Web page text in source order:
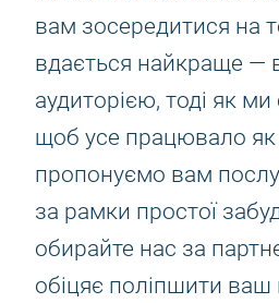
вам зосередитися на
вдається найкраще —
аудиторією, тоді як
щоб усе працювало
пропонуємо вам
за рамки простої
обирайте нас за
обіцяє поліпшити